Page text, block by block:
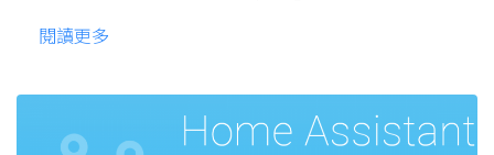
閱讀更多